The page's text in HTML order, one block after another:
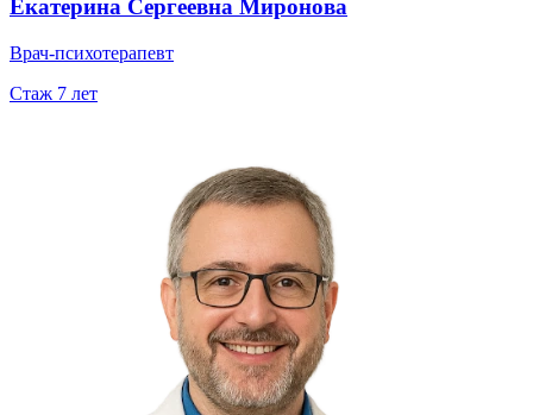
Екатерина Сергеевна Миронова
Врач-психотерапевт
Стаж 7 лет